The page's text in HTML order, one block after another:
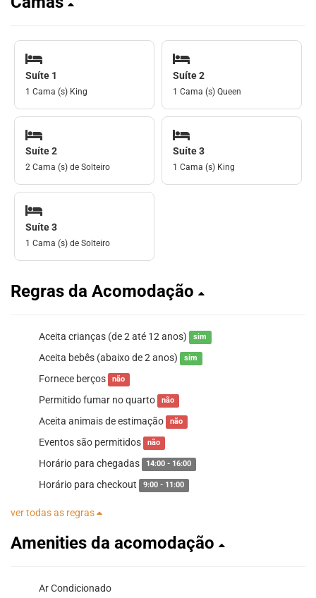
Suíte 1
1 Cama (s) King
Suíte 2
1 Cama (s) Queen
Suíte 2
2 Cama (s) de Solteiro
Suíte 3
1 Cama (s) King
Suíte 3
1 Cama (s) de Solteiro
Regras da Acomodação
Aceita crianças (de 2 até 12 anos) sim
Aceita bebês (abaixo de 2 anos) sim
Fornece berços não
Permitido fumar no quarto não
Aceita animais de estimação não
Eventos são permitidos não
Horário para chegadas 14:00 - 16:00
Horário para checkout 9:00 - 11:00
ver todas as regras
Amenities da acomodação
Ar Condicionado